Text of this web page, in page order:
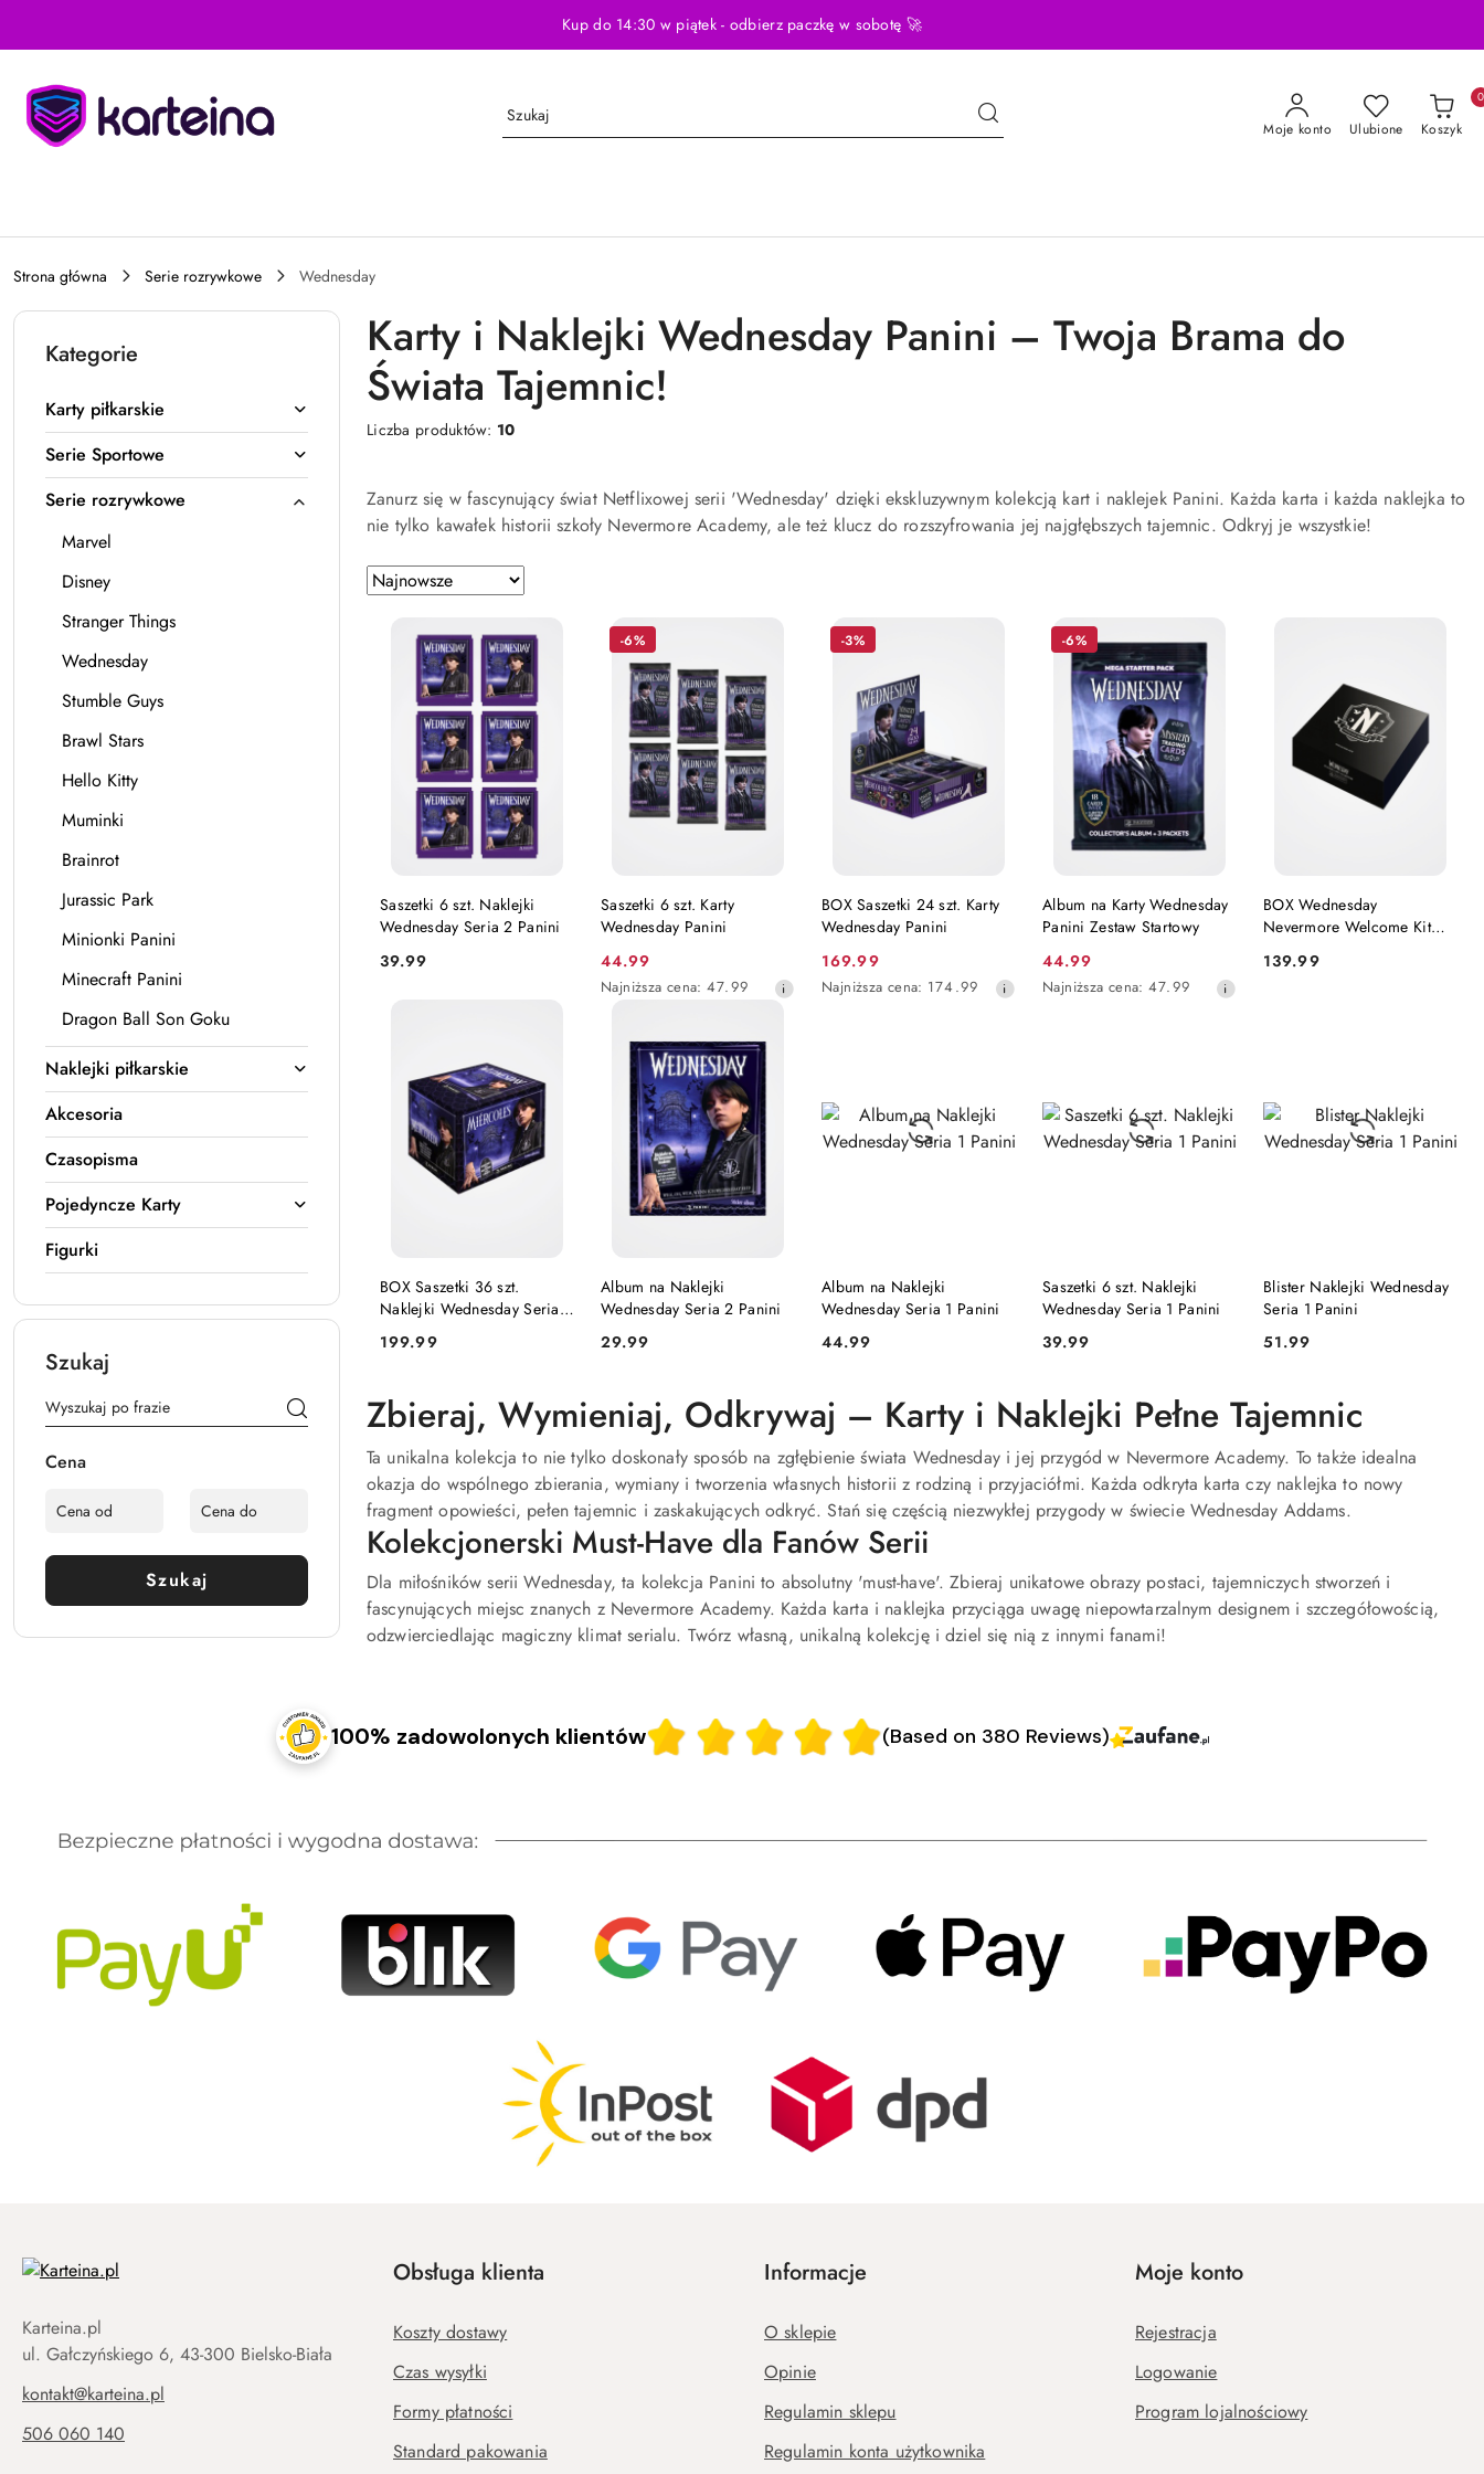
Kup do 14:30 w piątek - odbierz paczkę w sobotę 🚀
Moje konto Ulubione Koszyk
0
Strona główna Serie rozrywkowe Wednesday
Kategorie
Karty piłkarskie
Serie Sportowe
Serie rozrywkowe
Marvel
Disney
Stranger Things
Wednesday
Stumble Guys
Brawl Stars
Hello Kitty
Muminki
Brainrot
Jurassic Park
Minionki Panini
Minecraft Panini
Dragon Ball Son Goku
Naklejki piłkarskie
Akcesoria
Czasopisma
Pojedyncze Karty
Figurki
Szukaj
Cena
Szukaj
Karty i Naklejki Wednesday Panini – Twoja Brama do
Świata Tajemnic!
Liczba produktów: 10
Zanurz się w fascynujący świat Netflixowej serii 'Wednesday' dzięki ekskluzywnym kolekcją kart i naklejek Panini. Każda karta i każda naklejka to
nie tylko kawałek historii szkoły Nevermore Academy, ale też klucz do rozszyfrowania jej najgłębszych tajemnic. Odkryj je wszystkie!
Zastosowano
sortowanie:
Najnowsze.
Sortuj
według
Saszetki 6 szt. Naklejki
Wednesday Seria 2 Panini
Cena:
39.99
DODAJ DO KOSZYKA
Saszetki 6 szt. Karty
Wednesday Panini
Cena
promocyjna:
44.99
Najniższa
przed
obniżką
Najniższa cena: 47.99
-6%
DODAJ DO KOSZYKA
BOX Saszetki 24 szt. Karty
Wednesday Panini
Cena
promocyjna:
169.99
Najniższa
obniżką
Najniższa cena: 174.99
-3%
DODAJ DO KOSZYKA
Album na Karty Wednesday
Panini Zestaw Startowy
Cena
promocyjna:
44.99
Najniższa
obniżką
Najniższa cena: 47.99
-6%
DODAJ DO KOSZYKA
BOX Wednesday
Nevermore Welcome Kit
Cena:
139.99
DODAJ DO KOSZYKA
BOX Saszetki 36 szt.
Naklejki Wednesday Seria 2
Cena:
199.99
PRODUKT NIEDOSTĘPNY
Album na Naklejki
Wednesday Seria 2 Panini
Cena:
29.99
PRODUKT NIEDOSTĘPNY
Album na Naklejki
Wednesday Seria 1 Panini
Cena:
44.99
PRODUKT NIEDOSTĘPNY
Saszetki 6 szt. Naklejki
Wednesday Seria 1 Panini
Cena:
39.99
PRODUKT NIEDOSTĘPNY
Blister Naklejki Wednesday
Seria 1 Panini
Cena:
51.99
PRODUKT NIEDOSTĘPNY
Zbieraj, Wymieniaj, Odkrywaj – Karty i Naklejki Pełne Tajemnic
Ta unikalna kolekcja to nie tylko doskonały sposób na zgłębienie świata Wednesday i jej przygód w Nevermore Academy. To także idealna
okazja do wspólnego zbierania, wymiany i tworzenia własnych historii z rodziną i przyjaciółmi. Każda odkryta karta czy naklejka to nowy
fragment opowieści, pełen tajemnic i zaskakujących odkryć. Stań się częścią niezwykłej przygody w świecie Wednesday Addams.
Kolekcjonerski Must-Have dla Fanów Serii
Dla miłośników serii Wednesday, ta kolekcja Panini to absolutny 'must-have'. Zbieraj unikatowe obrazy postaci, tajemniczych stworzeń i
fascynujących miejsc znanych z Nevermore Academy. Każda karta i naklejka przyciąga uwagę niepowtarzalnym designem i szczegółowością,
odzwierciedlając magiczny klimat serialu. Twórz własną, unikalną kolekcję i dziel się nią z innymi fanami!
100% zadowolonych klientów (Based on 380 Reviews)
Karteina.pl
ul. Gałczyńskiego 6, 43-300 Bielsko-Biała
kontakt@karteina.pl
506 060 140
Obsługa klienta
Koszty dostawy
Czas wysyłki
Formy płatności
Standard pakowania
Informacje
O sklepie
Opinie
Regulamin sklepu
Regulamin konta użytkownika
Moje konto
Rejestracja
Logowanie
Program lojalnościowy